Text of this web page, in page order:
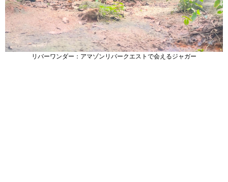
リバーワンダー：アマゾンリバークエストで会えるジャガー